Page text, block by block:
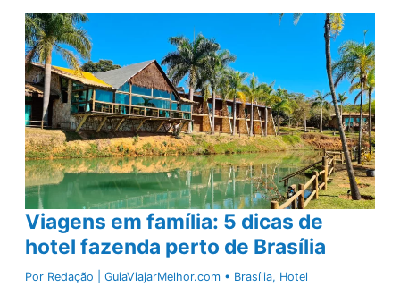
Viagens em família: 5 dicas de
hotel fazenda perto de Brasília
Por Redação | GuiaViajarMelhor.com • Brasília, Hotel